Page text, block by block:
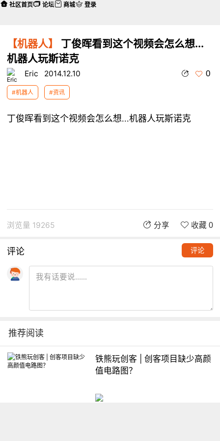
【机器人】
丁俊晖看到这个视频会怎么想...
机器人玩斯诺克
Eric 2014.12.10 0
#机器人 #资讯
丁俊晖看到这个视频会怎么想...机器人玩斯诺克
浏览量 19265 分享 收藏 0
评论 评论
推荐阅读
铁熊玩创客 | 创客项目缺少高颜
值电路图？
社区首页 论坛 商城 登录